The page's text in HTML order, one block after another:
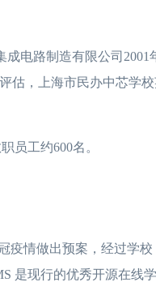
电路制造有限公司
估，上海市民办中芯学
员工约600名。
疫情做出预案，经过学
是现行的优秀开源在线